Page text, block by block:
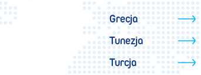
Grecja
Tunezja
Turcja